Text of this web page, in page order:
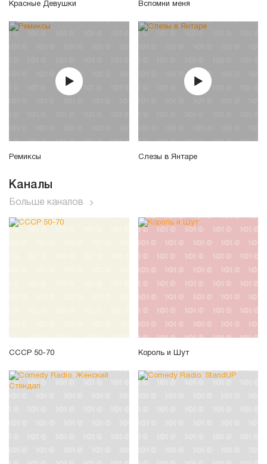
Красные Девушки Вспомни меня
Ремиксы Слезы в Янтаре
Каналы
Больше каналов
СССР 50-70 Король и Шут